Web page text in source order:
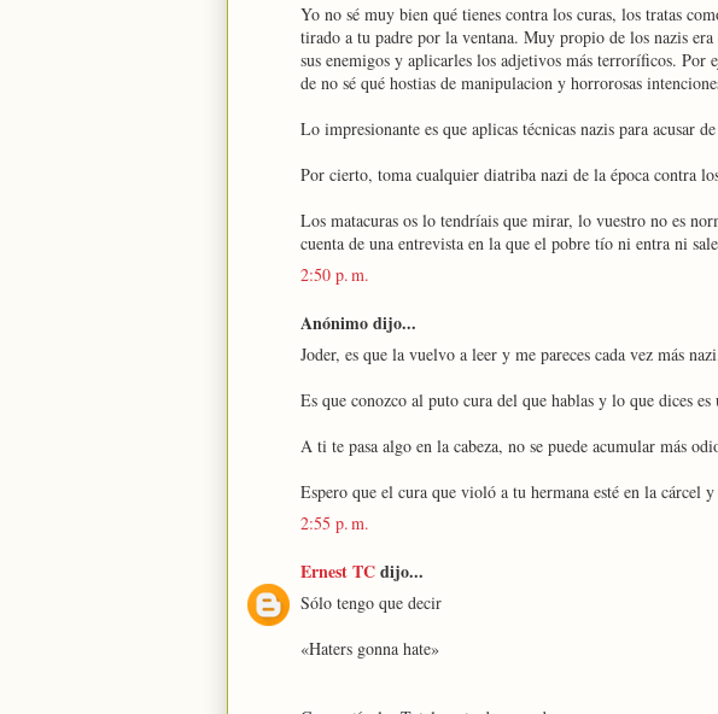
Yo no sé muy bien qué tienes contra los curas, los tratas
tirado a tu padre por la ventana. Muy propio de los nazis era
sus enemigos y aplicarles los adjetivos más terroríficos. Por
de no sé qué hostias de manipulacion y horrorosas
Lo impresionante es que aplicas técnicas nazis para acusar
Por cierto, toma cualquier diatriba nazi de la época contra
Los matacuras os lo tendríais que mirar, lo vuestro no es
cuenta de una entrevista en la que el pobre tío ni entra ni
2:50 p. m.
Anónimo dijo...
Joder, es que la vuelvo a leer y me pareces cada vez más
Es que conozco al puto cura del que hablas y lo que dices
A ti te pasa algo en la cabeza, no se puede acumular más
Espero que el cura que violó a tu hermana esté en la cárcel
2:55 p. m.
Ernest TCdijo...
Sólo tengo que decir
«Haters gonna hate»